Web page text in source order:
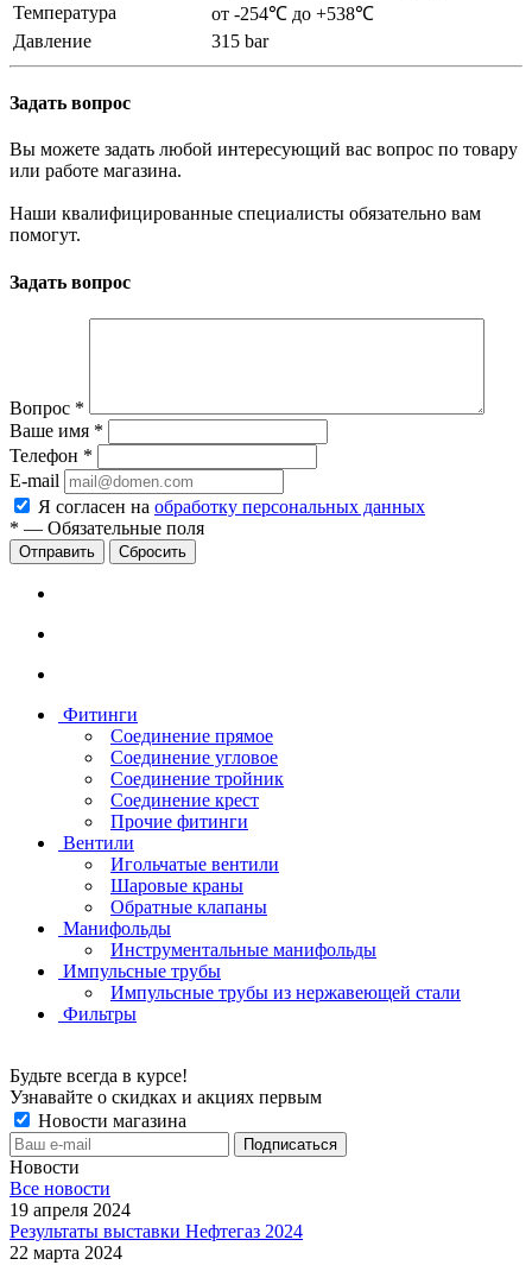
Температура
от -254℃ до +538℃
Давление
315 bar
Задать вопрос
Вы можете задать любой интересующий вас вопрос по товару
или работе магазина.
Наши квалифицированные специалисты обязательно вам
помогут.
Задать вопрос
Вопрос *
Ваше имя *
Телефон *
E-mail
Я согласен на обработку персональных данных
* — Обязательные поля
Сбросить
Фитинги
Соединение прямое
Соединение угловое
Соединение тройник
Соединение крест
Прочие фитинги
Вентили
Игольчатые вентили
Шаровые краны
Обратные клапаны
Манифольды
Инструментальные манифольды
Импульсные трубы
Импульсные трубы из нержавеющей стали
Фильтры
Будьте всегда в курсе!
Узнавайте о скидках и акциях первым
Новости магазина
Новости
Все новости
19 апреля 2024
Результаты выставки Нефтегаз 2024
22 марта 2024